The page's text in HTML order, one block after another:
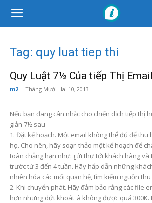
Tag: quy luat tiep thi
Quy Luật 7½ Của tiếp Thị Email
m2 - Tháng Mười Hai 10, 2013
Nếu bạn đang cân nhắc cho chiến dịch tiếp
giản 7½ sau
1. Đặt kế hoạch. Một email không thể đủ để
họ. Cho nên, hãy soạn thảo một kế hoạch để
toàn chẳng hạn như: gửi thư tới khách hàng
trước từ 3 đến 4 tuần. Hãy hấp dẫn những
nhiên hóa các mối quan hệ, tìm kiếm nguồn
2. Khi chuyển phát. Hãy đảm bảo rằng các file
hơn nhưng dứt khoát là không được quá